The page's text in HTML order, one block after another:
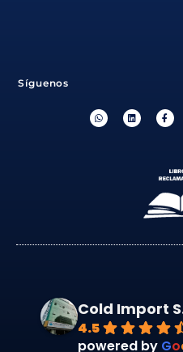
Síguenos
Cold Import
4.5
powered by Go